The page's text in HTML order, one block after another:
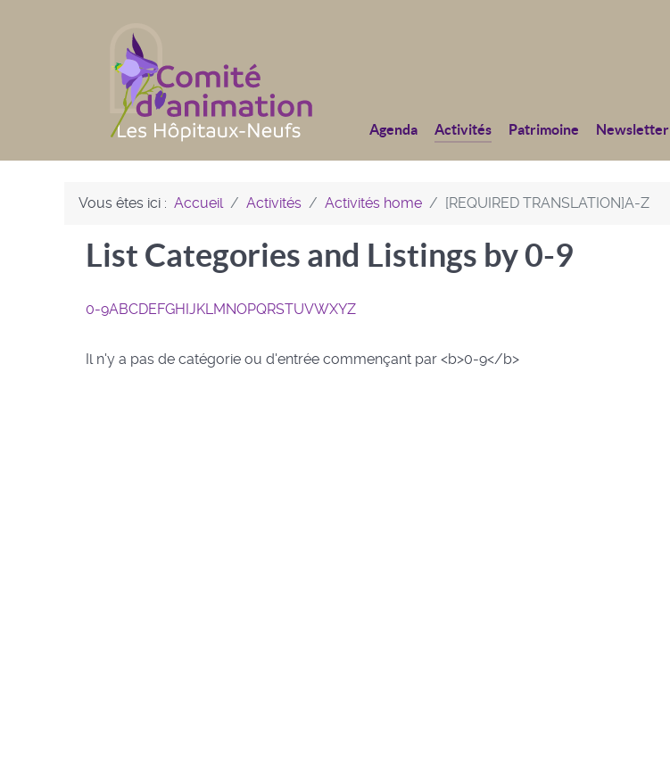
Agenda Activités Patrimoine Newsletter
Vous êtes ici : Accueil Activités Activités home [REQUIRED TRANSLATION]A-Z
List Categories and Listings by 0-9
0-9ABCDEFGHIJKLMNOPQRSTUVWXYZ
Il n'y a pas de catégorie ou d'entrée commençant par <b>0-9</b>